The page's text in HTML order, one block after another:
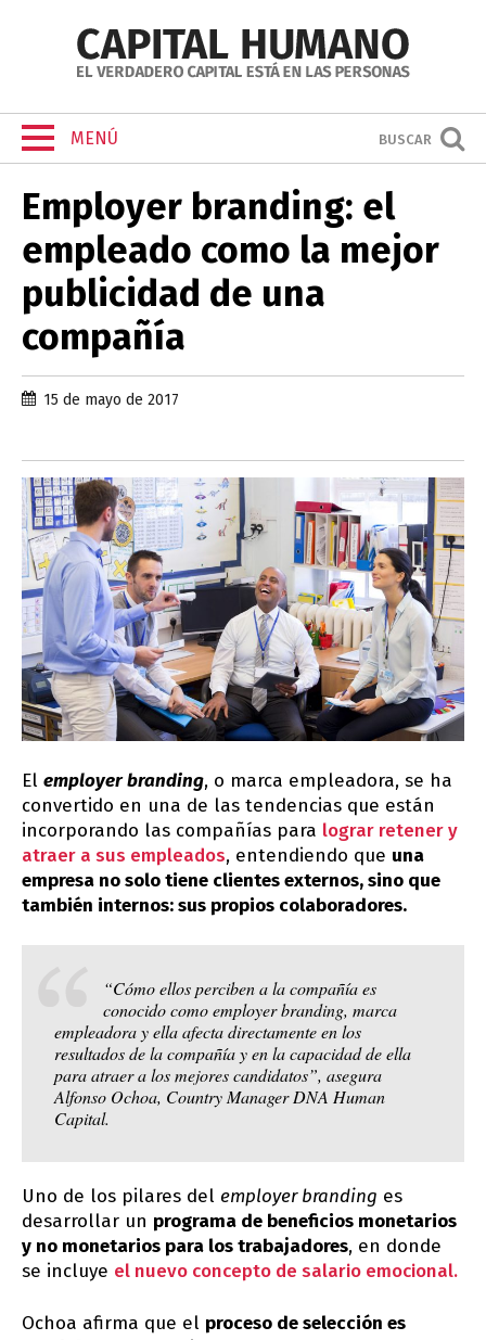
MENÚ BUSCAR
Employer branding: el
empleado como la mejor
publicidad de una
compañía
15 de mayo de 2017
El employer branding, o marca empleadora, se ha
convertido en una de las tendencias que están
incorporando las compañías para lograr retener y
atraer a sus empleados, entendiendo que una
empresa no solo tiene clientes externos, sino que
también internos: sus propios colaboradores.
“Cómo ellos perciben a la compañía es
conocido como employer branding, marca
empleadora y ella afecta directamente en los
resultados de la compañía y en la capacidad de ella
para atraer a los mejores candidatos”, asegura
Alfonso Ochoa, Country Manager DNA Human
Capital.
Uno de los pilares del employer branding es
desarrollar un programa de beneficios monetarios
y no monetarios para los trabajadores, en donde
se incluye el nuevo concepto de salario emocional.
Ochoa afirma que el proceso de selección es